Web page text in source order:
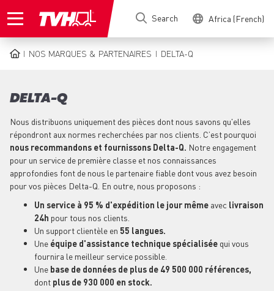
to
Search Africa (French)
NOS MARQUES & PARTENAIRES DELTA-Q
DELTA-Q
Nous distribuons uniquement des pièces dont nous savons qu'elles
répondront aux normes recherchées par nos clients. C’est pourquoi
nous recommandons et fournissons Delta-Q. Notre engagement
pour un service de première classe et nos connaissances
approfondies font de nous le partenaire fiable dont vous avez besoin
pour vos pièces Delta-Q. En outre, nous proposons :
Un service à 95 % d'expédition le jour même avec livraison
24h pour tous nos clients.
Un support clientèle en 55 langues.
Une équipe d'assistance technique spécialisée qui vous
fournira le meilleur service possible.
Une base de données de plus de 49 500 000 références,
dont plus de 930 000 en stock.